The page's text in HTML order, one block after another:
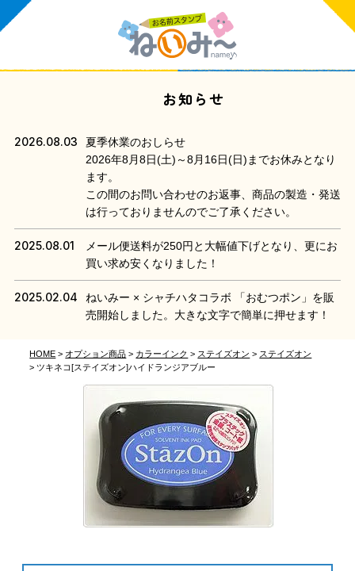
お知らせ
2026.08.03
夏季休業のおしらせ
2026年8月8日(土)～8月16日(日)までお休みとなり
ます。
この間のお問い合わせのお返事、商品の製造・発送
は行っておりませんのでご了承ください。
2025.08.01
メール便送料が250円と大幅値下げとなり、更にお
買い求め安くなりました！
2025.02.04
ねいみー × シャチハタコラボ 「おむつポン」を販
売開始しました。大きな文字で簡単に押せます！
HOME オプション商品 カラーインク ステイズオン
ステイズオン
ツキネコ[ステイズオン]ハイドランジアブルー